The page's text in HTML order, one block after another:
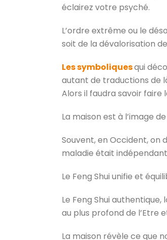
éclairez votre psyché.
L’ordre extrême ou le
soit de la dévalorisation
Les symboliquesqui
autant de traductions de
Alors il faudra savoir faire
La maison est à l’image
Souvent, en Occident, on
maladie était
Le Feng Shui unifie et
Le Feng Shui
au plus profond de l’Etre
La maison révèle ce que